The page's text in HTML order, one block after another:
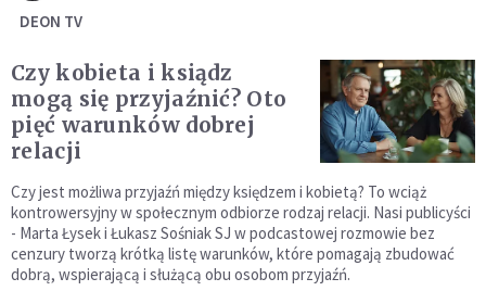
DEON TV
Czy kobieta i ksiądz
mogą się przyjaźnić? Oto
pięć warunków dobrej
relacji
Czy jest możliwa przyjaźń między księdzem i kobietą? To wciąż
kontrowersyjny w społecznym odbiorze rodzaj relacji. Nasi publicyści
- Marta Łysek i Łukasz Sośniak SJ w podcastowej rozmowie bez
cenzury tworzą krótką listę warunków, które pomagają zbudować
dobrą, wspierającą i służącą obu osobom przyjaźń.